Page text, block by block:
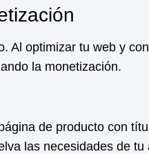
Al optimizar tu web y
la monetización.
de producto con
las necesidades de tu